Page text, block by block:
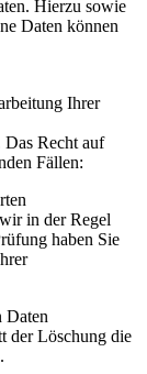
Hierzu sowie
Daten können
Ihrer
Das Recht auf
Fällen:
in der Regel
haben Sie
Daten
der Löschung die